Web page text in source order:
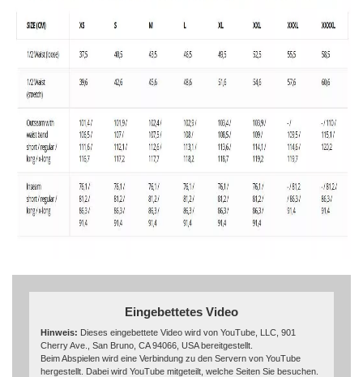
Eingebettetes Video
Hinweis: Dieses eingebettete Video wird von YouTube, LLC, 901
Cherry Ave., San Bruno, CA 94066, USA bereitgestellt.
Beim Abspielen wird eine Verbindung zu den Servern von YouTube
hergestellt. Dabei wird YouTube mitgeteilt, welche Seiten Sie besuchen.